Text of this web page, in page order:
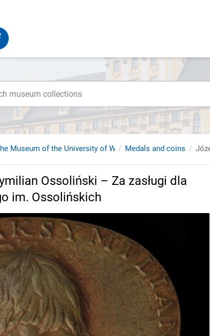
Museum of the University of WroclawMedals and coins
Ossoliński – Za zasługi dla
im. Ossolińskich